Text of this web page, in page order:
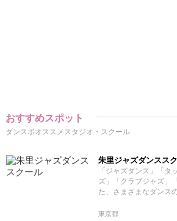
おすすめスポット
ダンスポオススメスタジオ・スクール
朱里ジャズダンスス
「ジャズダンス」「タ
ズ」「クラブジャズ」
た、さまざまなダンス
東京都